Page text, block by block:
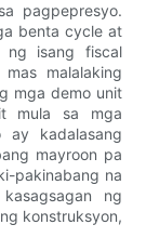
pagpepresyo.
benta cycle at
ng isang fiscal
malalaking
mga demo unit
mula sa mga
kadalasang
mayroon pa
pakinabang na
ng
konstruksyon,